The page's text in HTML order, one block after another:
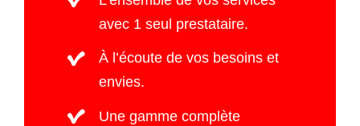
avec 1 seul prestataire.
À l’écoute de vos besoins et
envies.
Une gamme complète